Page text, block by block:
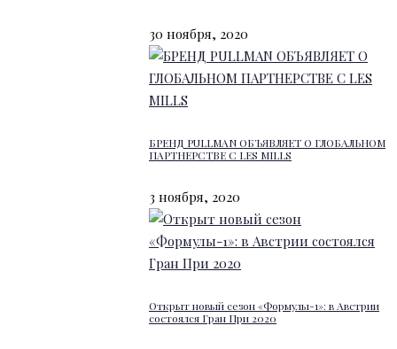
30 ноября, 2020
БРЕНД PULLMAN ОБЪЯВЛЯЕТ О ГЛОБАЛЬНОМ
ПАРТНЕРСТВЕ С LES MILLS
3 ноября, 2020
Открыт новый сезон «Формулы-1»: в Австрии
состоялся Гран При 2020